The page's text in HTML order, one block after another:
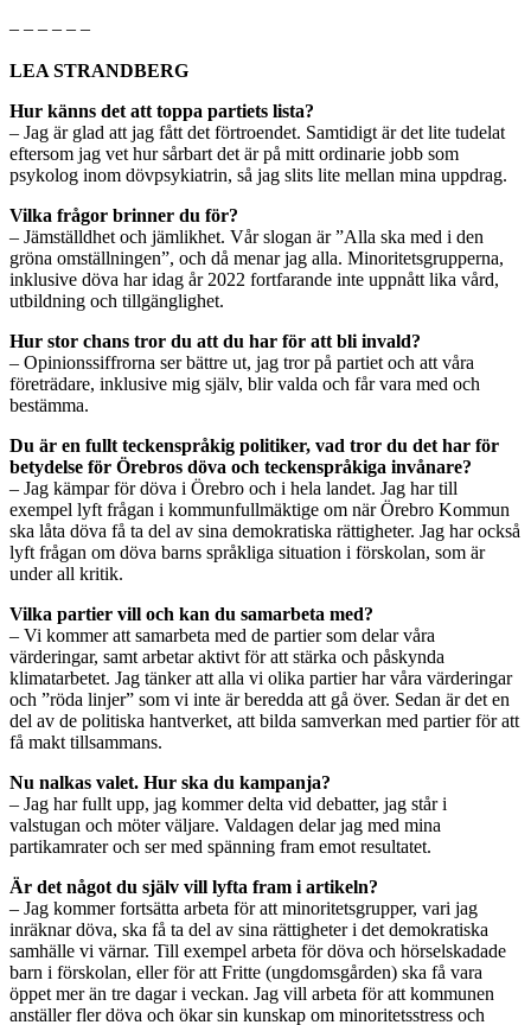
– – – – – –
LEA STRANDBERG
Hur känns det att toppa partiets lista?
– Jag är glad att jag fått det förtroendet. Samtidigt är det lite tudelat
eftersom jag vet hur sårbart det är på mitt ordinarie jobb som
psykolog inom dövpsykiatrin, så jag slits lite mellan mina uppdrag.
Vilka frågor brinner du för?
– Jämställdhet och jämlikhet. Vår slogan är ”Alla ska med i den
gröna omställningen”, och då menar jag alla. Minoritetsgrupperna,
inklusive döva har idag år 2022 fortfarande inte uppnått lika vård,
utbildning och tillgänglighet.
Hur stor chans tror du att du har för att bli invald?
– Opinionssiffrorna ser bättre ut, jag tror på partiet och att våra
företrädare, inklusive mig själv, blir valda och får vara med och
bestämma.
Du är en fullt teckenspråkig politiker, vad tror du det har för
betydelse för Örebros döva och teckenspråkiga invånare?
– Jag kämpar för döva i Örebro och i hela landet. Jag har till
exempel lyft frågan i kommunfullmäktige om när Örebro Kommun
ska låta döva få ta del av sina demokratiska rättigheter. Jag har också
lyft frågan om döva barns språkliga situation i förskolan, som är
under all kritik.
Vilka partier vill och kan du samarbeta med?
– Vi kommer att samarbeta med de partier som delar våra
värderingar, samt arbetar aktivt för att stärka och påskynda
klimatarbetet. Jag tänker att alla vi olika partier har våra värderingar
och ”röda linjer” som vi inte är beredda att gå över. Sedan är det en
del av de politiska hantverket, att bilda samverkan med partier för att
få makt tillsammans.
Nu nalkas valet. Hur ska du kampanja?
– Jag har fullt upp, jag kommer delta vid debatter, jag står i
valstugan och möter väljare. Valdagen delar jag med mina
partikamrater och ser med spänning fram emot resultatet.
Är det något du själv vill lyfta fram i artikeln?
– Jag kommer fortsätta arbeta för att minoritetsgrupper, vari jag
inräknar döva, ska få ta del av sina rättigheter i det demokratiska
samhälle vi värnar. Till exempel arbeta för döva och hörselskadade
barn i förskolan, eller för att Fritte (ungdomsgården) ska få vara
öppet mer än tre dagar i veckan. Jag vill arbeta för att kommunen
anställer fler döva och ökar sin kunskap om minoritetsstress och